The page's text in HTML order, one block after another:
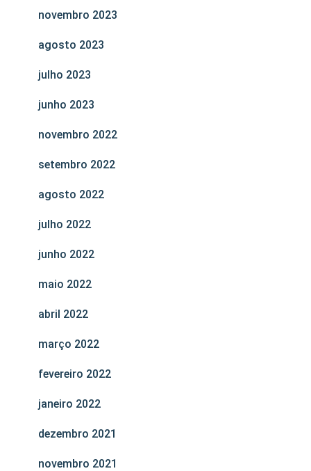
novembro 2023
agosto 2023
julho 2023
junho 2023
novembro 2022
setembro 2022
agosto 2022
julho 2022
junho 2022
maio 2022
abril 2022
março 2022
fevereiro 2022
janeiro 2022
dezembro 2021
novembro 2021